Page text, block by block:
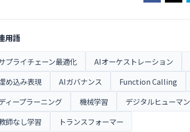
用語
プライチェーン最適化 AIオーケストレーション
め込み表現
AIガバナンス Function Calling
ィープラーニング
機械学習 デジタルヒューマン
師なし学習
トランスフォーマー